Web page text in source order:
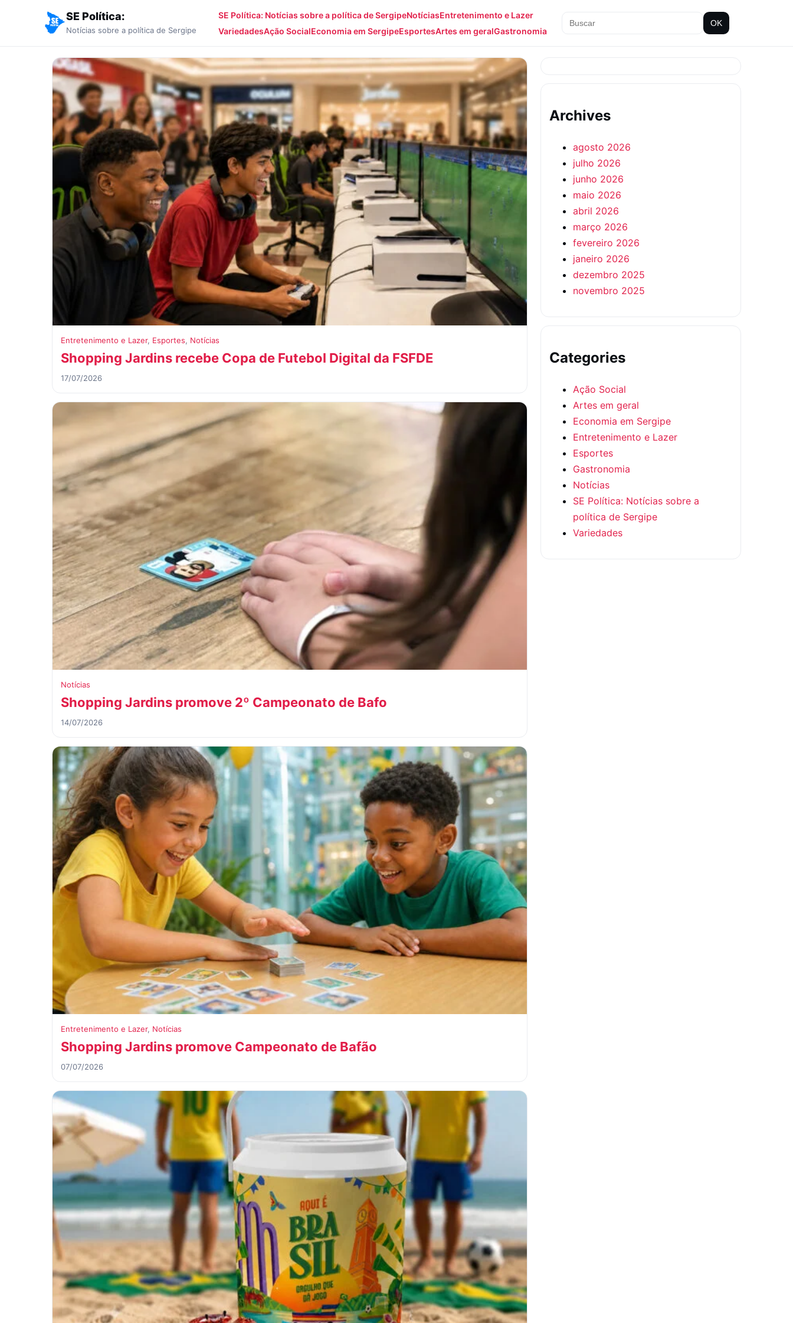
SE Política:
Notícias sobre a política de Sergipe
SE Política: Notícias sobre a política de SergipeNotíciasEntretenimento e Lazer
VariedadesAção SocialEconomia em SergipeEsportesArtes em geralGastronomia
OK
Entretenimento e Lazer, Esportes, Notícias
Shopping Jardins recebe Copa de Futebol Digital da FSFDE
17/07/2026
Notícias
Shopping Jardins promove 2º Campeonato de Bafo
14/07/2026
Entretenimento e Lazer, Notícias
Shopping Jardins promove Campeonato de Bafão
07/07/2026
Archives
agosto 2026
julho 2026
junho 2026
maio 2026
abril 2026
março 2026
fevereiro 2026
janeiro 2026
dezembro 2025
novembro 2025
Categories
Ação Social
Artes em geral
Economia em Sergipe
Entretenimento e Lazer
Esportes
Gastronomia
Notícias
SE Política: Notícias sobre a
política de Sergipe
Variedades